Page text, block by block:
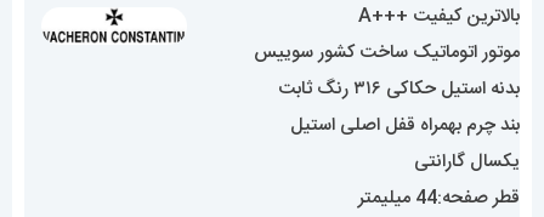
بالاترین کیفیت +++A
موتور اتوماتیک ساخت کشور سوییس
بدنه استیل حکاکی ۳۱۶ رنگ ثابت
بند چرم بهمراه قفل اصلی استیل
یکسال گارانتی
قطر صفحه:44 میلیمتر